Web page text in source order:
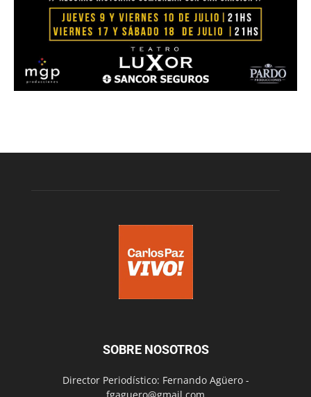
SOBRE NOSOTROS
Director Periodístico: Fernando Agüero -
fgaguero@gmail.com